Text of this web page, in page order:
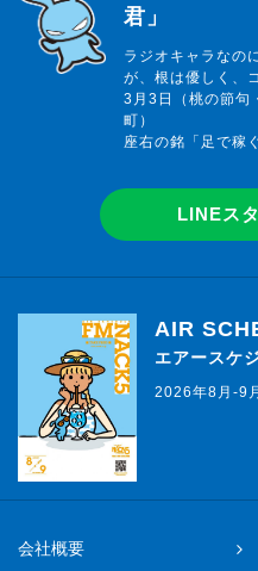
君」
ラジオキャラなの
が、根は優しく、
3月3日（桃の節句
町）
座右の銘「足で稼ぐ
LINEス
AIR
エアースケ
2026年8月-9
会社概要